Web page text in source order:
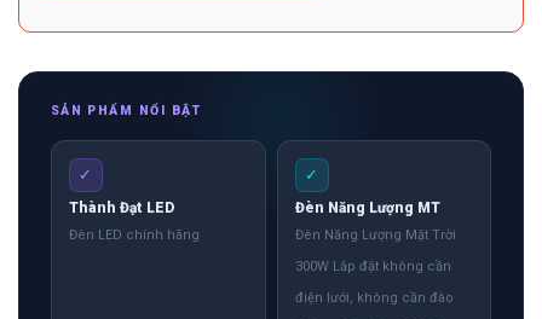
SẢN PHẨM NỔI BẬT
✓
Thành Đạt LED
Đèn LED chính hãng
✓
Đèn Năng Lượng MT
Đèn Năng Lượng Mặt Trời
300W Lắp đặt không cần
điện lưới, không cần đào